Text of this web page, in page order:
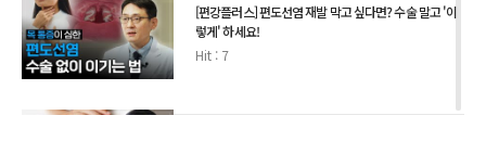
[편강플러스] 편도선염 재발 막고 싶다면? 수술 말고 '이
렇게' 하세요!
Hit : 7